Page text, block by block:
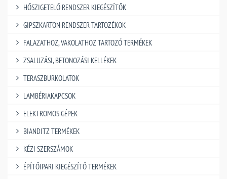
HŐSZIGETELŐ RENDSZER KIEGÉSZÍTŐK
GIPSZKARTON RENDSZER TARTOZÉKOK
FALAZATHOZ, VAKOLATHOZ TARTOZÓ TERMÉKEK
ZSALUZÁSI, BETONOZÁSI KELLÉKEK
TERASZBURKOLATOK
LAMBÉRIAKAPCSOK
ELEKTROMOS GÉPEK
BIANDITZ TERMÉKEK
KÉZI SZERSZÁMOK
ÉPÍTŐIPARI KIEGÉSZÍTŐ TERMÉKEK